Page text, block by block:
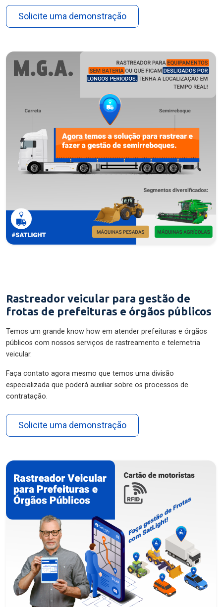
Solicite uma demonstração
Rastreador veicular para gestão de
frotas de prefeituras e órgãos públicos
Temos um grande know how em atender prefeituras e órgãos
públicos com nossos serviços de rastreamento e telemetria
veicular.
Faça contato agora mesmo que temos uma divisão
especializada que poderá auxiliar sobre os processos de
contratação.
Solicite uma demonstração